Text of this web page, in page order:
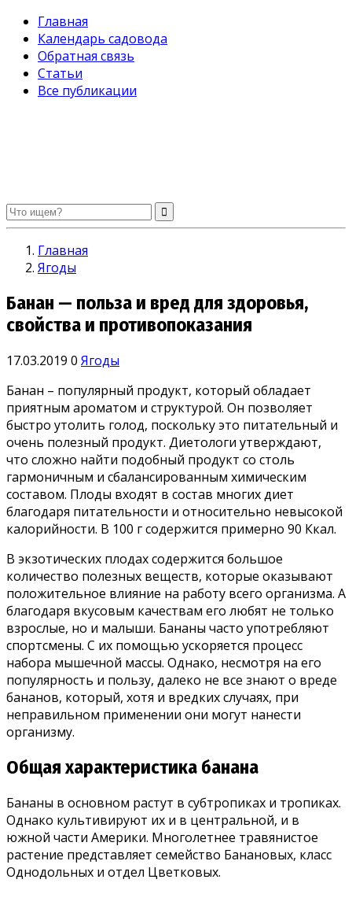
Главная
Календарь садовода
Обратная связь
Статьи
Все публикации
Огород без хлопот. Советы садоводам и огородникам
Главная
Ягоды
Банан — польза и вред для здоровья,
свойства и противопоказания
17.03.2019 0 Ягоды
Банан – популярный продукт, который обладает
приятным ароматом и структурой. Он позволяет
быстро утолить голод, поскольку это питательный и
очень полезный продукт. Диетологи утверждают,
что сложно найти подобный продукт со столь
гармоничным и сбалансированным химическим
составом. Плоды входят в состав многих диет
благодаря питательности и относительно невысокой
калорийности. В 100 г содержится примерно 90 Ккал.
В экзотических плодах содержится большое
количество полезных веществ, которые оказывают
положительное влияние на работу всего организма. А
благодаря вкусовым качествам его любят не только
взрослые, но и малыши. Бананы часто употребляют
спортсмены. С их помощью ускоряется процесс
набора мышечной массы. Однако, несмотря на его
популярность и пользу, далеко не все знают о вреде
бананов, который, хотя и вредких случаях, при
неправильном применении они могут нанести
организму.
Общая характеристика банана
Бананы в основном растут в субтропиках и тропиках.
Однако культивируют их и в центральной, и в
южной части Америки. Многолетнее травянистое
растение представляет семейство Банановых, класс
Однодольных и отдел Цветковых.